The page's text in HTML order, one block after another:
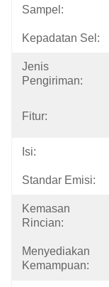
Sampel:
Kepadatan Sel:
Jenis
Pengiriman:
Fitur:
Isi:
Standar Emisi:
Kemasan
Rincian:
Menyediakan
Kemampuan: